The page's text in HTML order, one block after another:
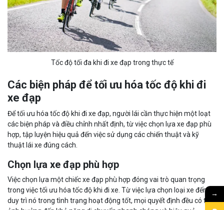
Tốc độ tối đa khi đi xe đạp trong thực tế
Các biện pháp để tối ưu hóa tốc độ khi đi
xe đạp
Để tối ưu hóa tốc độ khi đi xe đạp, người lái cần thực hiện một loạt
các biện pháp và điều chỉnh nhất định, từ việc chọn lựa xe đạp phù
hợp, tập luyện hiệu quả đến việc sử dụng các chiến thuật và kỹ
thuật lái xe đúng cách.
Chọn lựa xe đạp phù hợp
Việc chọn lựa một chiếc xe đạp phù hợp đóng vai trò quan trọng
trong việc tối ưu hóa tốc độ khi đi xe. Từ việc lựa chọn loại xe đến
duy trì nó trong tình trạng hoạt động tốt, mọi quyết định đều có thể
→